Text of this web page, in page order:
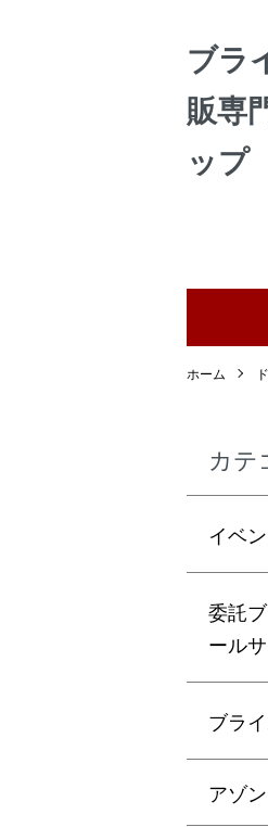
ブラ
販専
ップ
ホーム
カテ
イベ
委託
ール
ブラ
アゾ